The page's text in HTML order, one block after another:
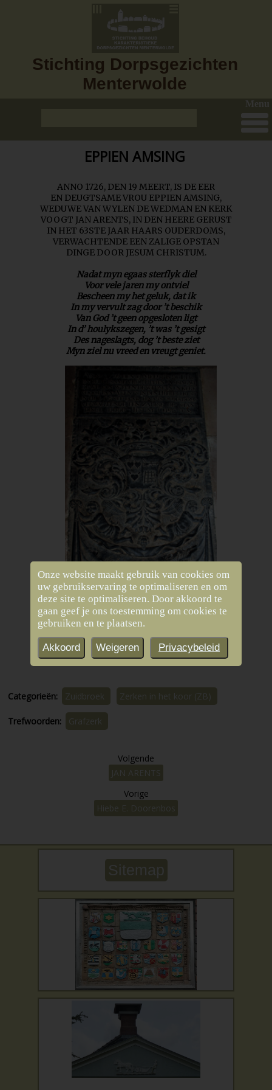
Stichting Dorpsgezichten
Menterwolde
Menu
EPPIEN AMSING
ANNO 1726, DEN 19 MEERT, IS DE EER
EN DEUGTSAME VROU EPPIEN AMSING,
WEDUWE VAN WYLEN DE WEDMAN EN KERK
VOOGT JAN ARENTS, IN DEN HEERE GERUST
IN HET 63STE JAAR HAARS OUDERDOMS,
VERWACHTENDE EEN ZALIGE OPSTAN
DINGE DOOR JESUM CHRISTUM.
Nadat myn egaas sterflyk diel
Voor vele jaren my ontviel
Bescheen my het geluk, dat ik
In my vervult zag door ’t beschik
Van God ’t geen opgesloten ligt
In d’ houlykszegen, ’t was ’t gesigt
Des nageslagts, dog ’t beste ziet
Myn ziel nu vreed en vreugt geniet.
Categorieën: Zuidbroek Zerken in het koor (ZB)
Trefwoorden: Grafzerk
Volgende
JAN ARENTS
Vorige
Hiebe E. Doorenbos
Sitemap
Onze website maakt gebruik van cookies om
uw gebruikservaring te optimaliseren en om
deze site te optimaliseren. Door akkoord te
gaan geef je ons toestemming om cookies te
gebruiken en te plaatsen.
Akkoord Weigeren Privacybeleid